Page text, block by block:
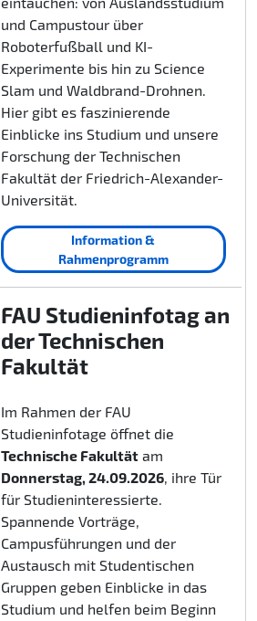
und Campustour über
Roboterfußball und KI-
Experimente bis hin zu Science
Slam und Waldbrand-Drohnen.
Hier gibt es faszinierende
Einblicke ins Studium und unsere
Forschung der Technischen
Fakultät der Friedrich-Alexander-
Universität.
Information &
Rahmenprogramm
FAU Studieninfotag an
der Technischen
Fakultät
Im Rahmen der FAU
Studieninfotage öffnet die
Technische Fakultätam
Donnerstag, 24.09.2026, ihre Tür
für Studieninteressierte.
Spannende Vorträge,
Campusführungen und der
Austausch mit Studentischen
Gruppen geben Einblicke in das
Studium und helfen beim Beginn